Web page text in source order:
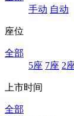
手动 自动
座位
全部
5座 7座 2
上市时间
全部